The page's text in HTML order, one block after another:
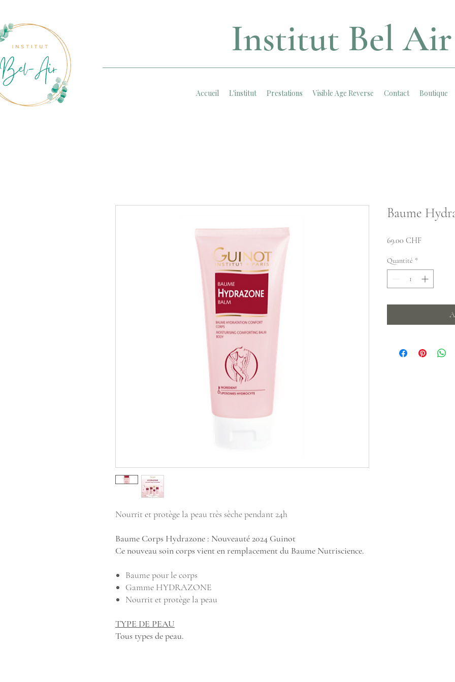
Institut Bel Air
Accueil L'institut Prestations Visible Age Reverse Contact Boutique
Nourrit et protège la peau très sèche pendant 24h
Baume Corps Hydrazone : Nouveauté 2024 Guinot
Ce nouveau soin corps vient en remplacement du Baume Nutriscience.
Baume pour le corps
Gamme HYDRAZONE
Nourrit et protège la peau
TYPE DE PEAU
Tous types de peau.
Baume
69.00 CHFPrix
Quantité *